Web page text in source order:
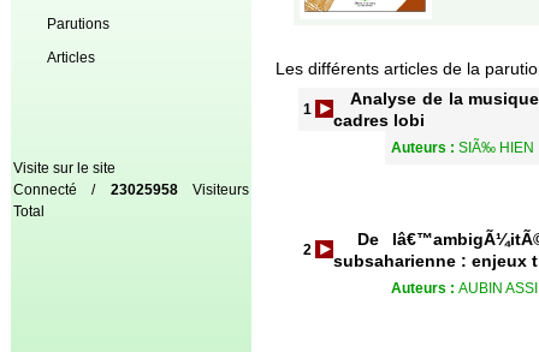
Parutions
Articles
Visite sur le site
Connecté / 23025958Visiteurs
Total
Les différents articles de la
1
Analyse de la
cadres lobi
Auteurs : SIÃ‰ HIEN
2
De
subsaharienne : enjeux
Auteurs : AUBIN